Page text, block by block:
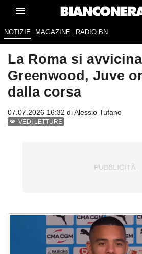
NOTIZIE MAGAZINE RADIO BN
La Roma si
Greenwood, Juve
dalla corsa
07.07.2026 16:32 diAlessio Tufano
VEDI LETTURE